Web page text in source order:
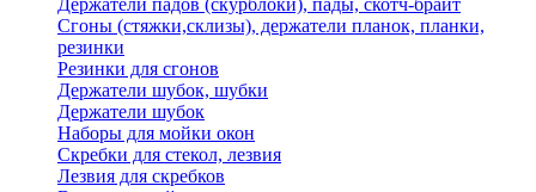
Держатели падов (скурблоки), пады, скотч-брайт
Сгоны (стяжки,склизы), держатели планок, планки,
резинки
Резинки для сгонов
Держатели шубок, шубки
Держатели шубок
Наборы для мойки окон
Скребки для стекол, лезвия
Лезвия для скребков